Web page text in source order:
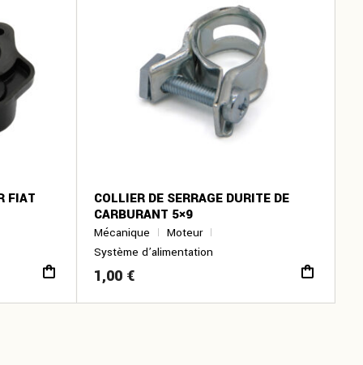
FIAT
COLLIER DE SERRAGE DURITE DE
CARBURANT 5×9
Mécanique
Moteur
Système d’alimentation
1,00 €